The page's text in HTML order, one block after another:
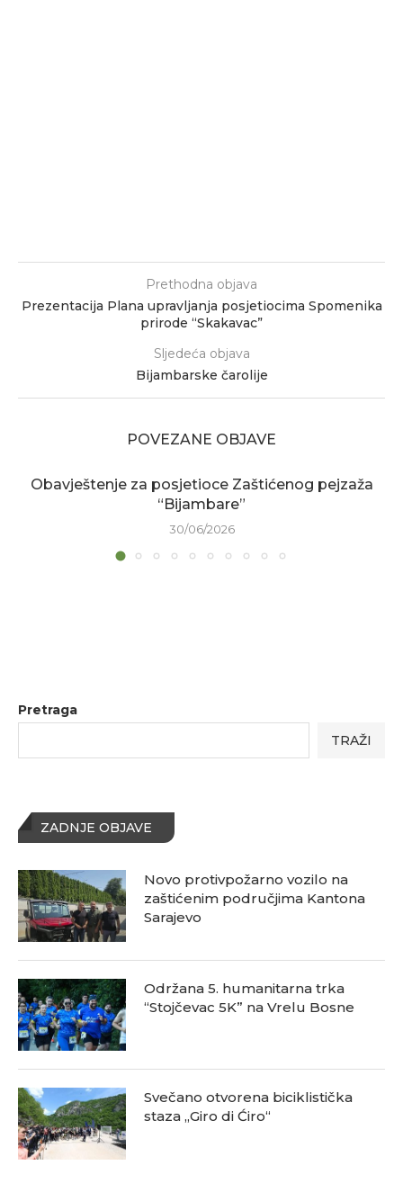
Prethodna objava
Prezentacija Plana upravljanja posjetiocima Spomenika
prirode “Skakavac”
Sljedeća objava
Bijambarske čarolije
POVEZANE OBJAVE
Obavještenje za posjetioce Zaštićenog pejzaža
“Bijambare”
30/06/2026
Pretraga
TRAŽI
ZADNJE OBJAVE
Novo protivpožarno vozilo na
zaštićenim područjima Kantona
Sarajevo
Održana 5. humanitarna trka
“Stojčevac 5K” na Vrelu Bosne
Svečano otvorena biciklistička
staza „Giro di Ćiro“